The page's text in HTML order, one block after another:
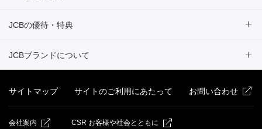
JCBの優待・特典
JCBブランドについて
サイトマップ サイトのご利用にあたって お問い合わせ
会社案内 CSR お客様や社会とともに